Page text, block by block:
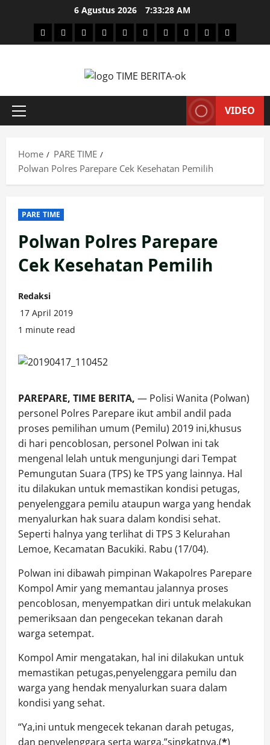
6 Agustus 2026 7:33:29 AM
HEADLINE
PARESULSELBAR
POLITIKHUKRIMNASIONAL
PENKESSPORTAINMENT
DUNIAMEDSOS
Primary
VIDEO
Home
PARE TIME
Polwan Polres Parepare Cek Kesehatan Pemilih
PARE TIME
Polwan Polres Parepare
Cek Kesehatan Pemilih
Redaksi
17 April 2019
1 minute read
PAREPARE, TIME BERITA, — Polisi Wanita (Polwan)
personel Polres Parepare ikut ambil andil pada
proses pemilihan umum (Pemilu) 2019 ini,khusus
di hari pencoblosan, personel Polwan ini tak
mengenal lelah untuk mengunjungi dari Tempat
Pemungutan Suara (TPS) ke TPS yang lainnya. Hal
itu dilakukan untuk memastikan kondisi petugas,
penyelenggara pemilu ataupun warga yang hendak
menyalurkan hak suara dalam kondisi sehat.
Seperti halnya yang terlihat di TPS 3 Kelurahan
Lemoe, Kecamatan Bacukiki. Rabu (17/04).
Polwan ini dibawah pimpinan Wakapolres Parepare
Kompol Amir yang memantau jalannya proses
pencoblosan, menyempatkan diri untuk melakukan
pemeriksaan dan pengecekan tekanan darah
warga setempat.
Kompol Amir mengatakan, hal ini dilakukan untuk
memastikan petugas,penyelenggara pemilu dan
warga yang hendak menyalurkan suara dalam
kondisi yang sehat.
“Ya,ini untuk mengecek tekanan darah petugas,
dan penyelenggara serta warga,”singkatnya.(*)